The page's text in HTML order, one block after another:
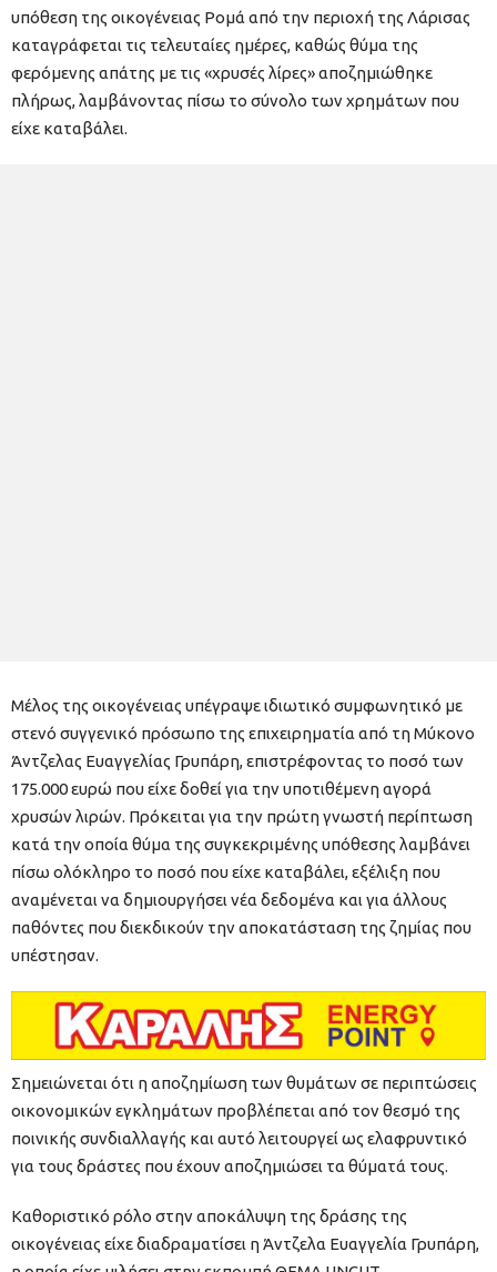
υπόθεση της οικογένειας Ρομά από την περιοχή της Λάρισας
καταγράφεται τις τελευταίες ημέρες, καθώς θύμα της
φερόμενης απάτης με τις «χρυσές λίρες» αποζημιώθηκε
πλήρως, λαμβάνοντας πίσω το σύνολο των χρημάτων που
είχε καταβάλει.
Μέλος της οικογένειας υπέγραψε ιδιωτικό συμφωνητικό με
στενό συγγενικό πρόσωπο της επιχειρηματία από τη Μύκονο
Άντζελας Ευαγγελίας Γρυπάρη, επιστρέφοντας το ποσό των
175.000 ευρώ που είχε δοθεί για την υποτιθέμενη αγορά
χρυσών λιρών. Πρόκειται για την πρώτη γνωστή περίπτωση
κατά την οποία θύμα της συγκεκριμένης υπόθεσης λαμβάνει
πίσω ολόκληρο το ποσό που είχε καταβάλει, εξέλιξη που
αναμένεται να δημιουργήσει νέα δεδομένα και για άλλους
παθόντες που διεκδικούν την αποκατάσταση της ζημίας που
υπέστησαν.
Σημειώνεται ότι η αποζημίωση των θυμάτων σε περιπτώσεις
οικονομικών εγκλημάτων προβλέπεται από τον θεσμό της
ποινικής συνδιαλλαγής και αυτό λειτουργεί ως ελαφρυντικό
για τους δράστες που έχουν αποζημιώσει τα θύματά τους.
Καθοριστικό ρόλο στην αποκάλυψη της δράσης της
οικογένειας είχε διαδραματίσει η Άντζελα Ευαγγελία Γρυπάρη,